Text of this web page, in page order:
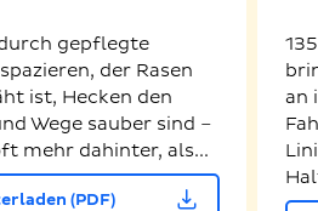
gepflegte
der Rasen
ist, Hecken den
Wege sauber sind –
mehr dahinter, als...
(PDF)
an